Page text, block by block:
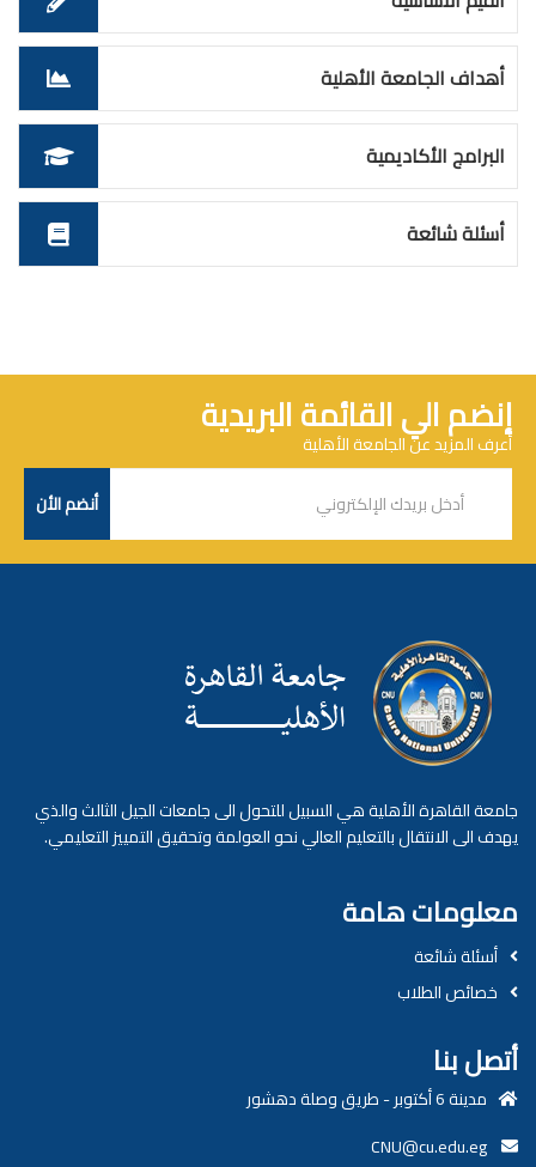
أهداف الجامعة الأهلية
البرامج الأكاديمية
أسئلة شائعة
إنضم الي القائمة البريدية
أعرف المزيد عن الجامعة الأهلية
جامعة القاهرة الأهلية هي السبيل للتحول الى جامعات الجيل الثالث والذي
يهدف الى الانتقال بالتعليم العالي نحو العولمة وتحقيق التمييز التعليمي.
معلومات هامة
أسئلة شائعة
خصائص الطلاب
أتصل بنا
مدينة 6 أكتوبر - طريق وصلة دهشور
CNU@cu.edu.eg